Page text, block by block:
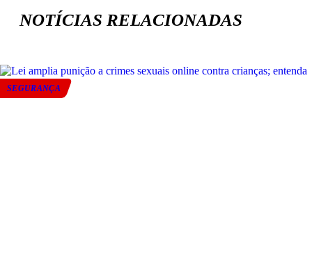
NOTÍCIAS RELACIONADAS
SEGURANÇA